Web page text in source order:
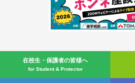
在校生・ 保護者の皆様へ
for Student & Protector